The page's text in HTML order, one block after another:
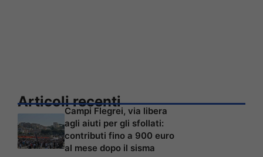
Articoli recenti
Campi Flegrei, via libera
agli aiuti per gli sfollati:
contributi fino a 900 euro
al mese dopo il sisma